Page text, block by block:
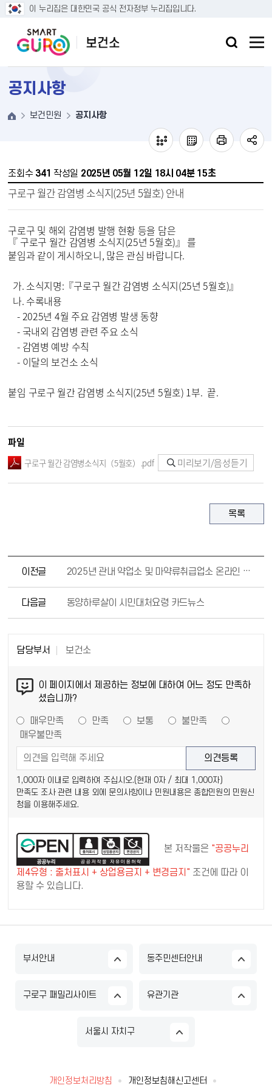
이 누리집은 대한민국 공식 전자정부 누리집입니다.
본문 바로가기
공지사항
보건민원 공지사항
조회수 341 작성일 2025년 05월 12일 18시 04분 15초
구로구 월간 감염병 소식지(25년 5월호) 안내
구로구 및 해외 감염병 발행 현황 등을 담은
『 구로구 월간 감염병 소식지(25년 5월호)』 를
붙임과 같이 게시하오니, 많은 관심 바랍니다.
가. 소식지명: 『구로구 월간 감염병 소식지(25년 5월호)』
나. 수록내용
- 2025년 4월 주요 감염병 발생 동향
- 국내외 감염병 관련 주요 소식
- 감염병 예방 수칙
- 이달의 보건소 소식
붙임 구로구 월간 감염병 소식지(25년 5월호) 1부. 끝.
파일
구로구 월간 감염병소식지（5월호）.pdf 미리보기/음성듣기
목록
이전글 2025년 관내 약업소 및 마약류취급업소 온라인 자율점검 실시 안내
다음글 동양하루살이 시민대처요령 카드뉴스
담당부서 보건소
이 페이지에서 제공하는 정보에 대하여 어느 정도 만족하
셨습니까?
매우만족 만족 보통
불만족
매우불만족
1,000자 이내로 입력하여 주십시오.(현재 0자 / 최대 1,000자)
만족도 조사 관련 내용 외에 문의사항이나 민원내용은 종합민원의 민원신
청을 이용해주세요.
본 저작물은 "공공누리
제4유형 : 출처표시 + 상업용금지 + 변경금지" 조건에 따라 이
용할 수 있습니다.
부서안내 동주민센터안내
구로구 패밀리사이트 유관기관
서울시 자치구
개인정보처리방침 개인정보침해신고센터